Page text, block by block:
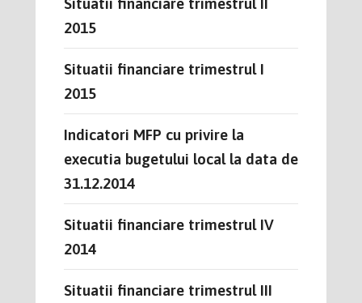
2015
Situatii financiare trimestrul I
2015
Indicatori MFP cu privire la
executia bugetului local la data de
31.12.2014
Situatii financiare trimestrul IV
2014
Situatii financiare trimestrul III